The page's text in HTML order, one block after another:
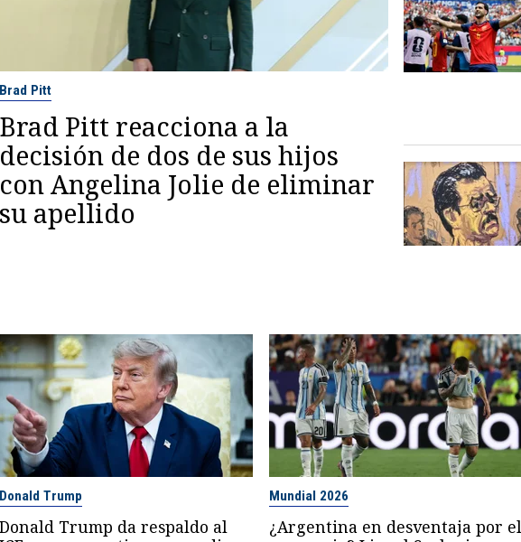
Brad Pitt
Brad Pitt reacciona a la
decisión de dos de sus hijos
con Angelina Jolie de eliminar
su apellido
Donald Trump
Donald Trump da respaldo al
Mundial 2026
¿Argentina en desventaja por el